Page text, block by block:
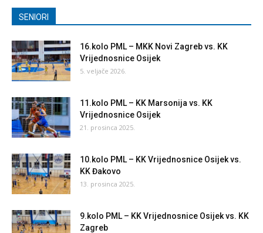
SENIORI
16.kolo PML – MKK Novi Zagreb vs. KK
Vrijednosnice Osijek
5. veljače 2026.
11.kolo PML – KK Marsonija vs. KK
Vrijednosnice Osijek
21. prosinca 2025.
10.kolo PML – KK Vrijednosnice Osijek vs.
KK Đakovo
13. prosinca 2025.
9.kolo PML – KK Vrijednosnice Osijek vs. KK
Zagreb